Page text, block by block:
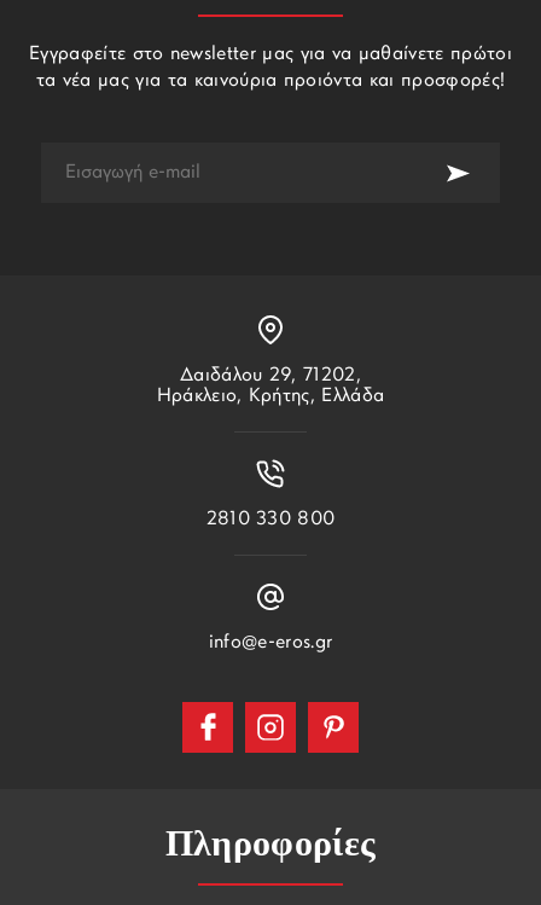
Πληροφορίες
Δαιδάλου 29, 71202,
Ηράκλειο, Κρήτης, Ελλάδα
2810 330 800
info@e-eros.gr
Εγγραφείτε στο newsletter μας για να μαθαίνετε πρώτοι
τα νέα μας για τα καινούρια προιόντα και προσφορές!